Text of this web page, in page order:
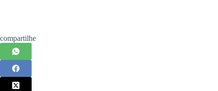
compartilhe